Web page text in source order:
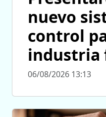
nuevo
control
industria
06/08/2026 13:13